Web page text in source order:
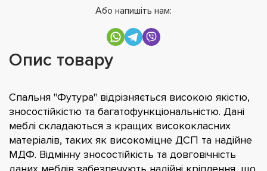
Або напишіть нам:
Опис товару
Спальня "Футура" відрізняється високою якістю,
зносостійкістю та багатофункціональністю. Дані
меблі складаються з кращих висококласних
матеріалів, таких як високоміцне ДСП та надійне
МДФ. Відмінну зносостійкість та довговічність